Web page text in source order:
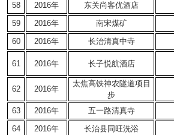
58
2016年 东关尚客优酒店
59
2016年 南宋煤矿
60
2016年 长治清真中寺
61 2016年 长子悦航酒店
62 2016年
太焦高铁神农隧道项目
步
63 2016年 五一路清真寺
64
2016年 长治县同旺洗浴